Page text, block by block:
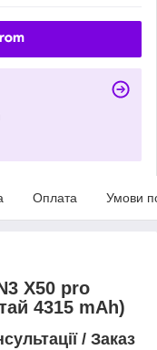
Оплата Умови
X50 pro
4315 mAh)
/ Заказ